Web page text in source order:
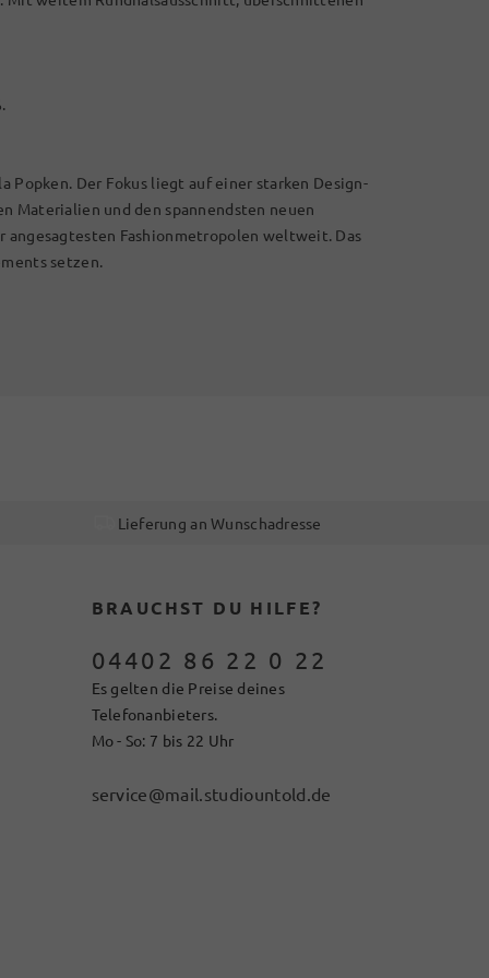
Popken. Der Fokus liegt auf einer starken Design-
Materialien und den spannendsten neuen
angesagtesten Fashionmetropolen weltweit. Das
setzen.
Lieferung an Wunschadresse
BRAUCHST DU HILFE?
04402 86 22 0 22
Es gelten die Preise deines
Telefonanbieters.
Mo - So: 7 bis 22 Uhr
service@mail.studiountold.de